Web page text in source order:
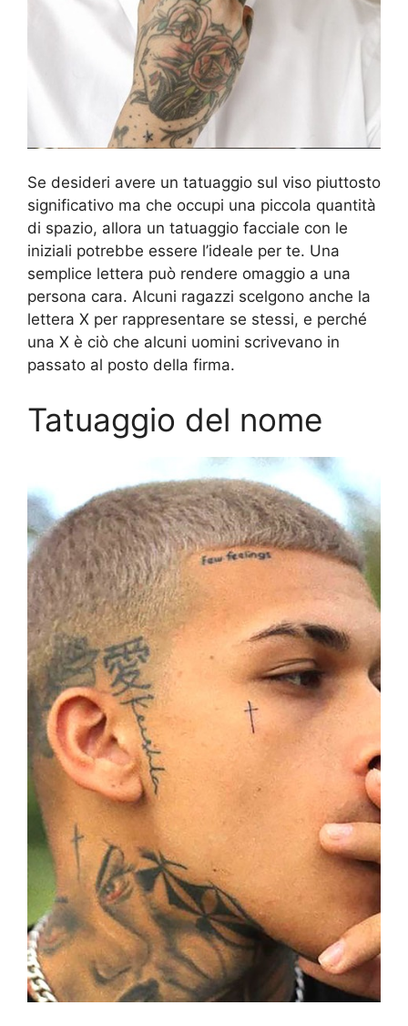
Se desideri avere un tatuaggio sul viso piuttosto
significativo ma che occupi una piccola quantità
di spazio, allora un tatuaggio facciale con le
iniziali potrebbe essere l’ideale per te. Una
semplice lettera può rendere omaggio a una
persona cara. Alcuni ragazzi scelgono anche la
lettera X per rappresentare se stessi, e perché
una X è ciò che alcuni uomini scrivevano in
passato al posto della firma.
Tatuaggio del nome